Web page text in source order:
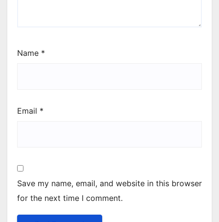
Name *
Email *
Save my name, email, and website in this browser
for the next time I comment.